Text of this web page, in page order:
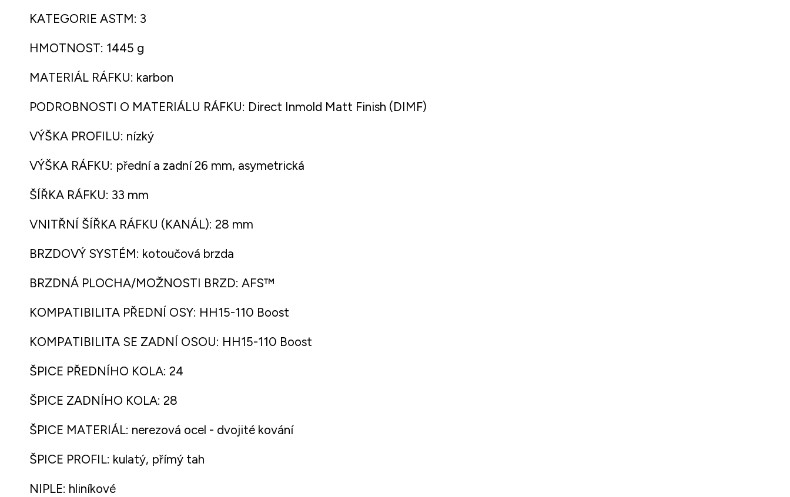
KATEGORIE ASTM: 3
HMOTNOST: 1445 g
MATERIÁL RÁFKU: karbon
PODROBNOSTI O MATERIÁLU RÁFKU: Direct Inmold Matt Finish (DIMF)
VÝŠKA PROFILU: nízký
VÝŠKA RÁFKU: přední a zadní 26 mm, asymetrická
ŠÍŘKA RÁFKU: 33 mm
VNITŘNÍ ŠÍŘKA RÁFKU (KANÁL): 28 mm
BRZDOVÝ SYSTÉM: kotoučová brzda
BRZDNÁ PLOCHA/MOŽNOSTI BRZD: AFS™
KOMPATIBILITA PŘEDNÍ OSY: HH15-110 Boost
KOMPATIBILITA SE ZADNÍ OSOU: HH15-110 Boost
ŠPICE PŘEDNÍHO KOLA: 24
ŠPICE ZADNÍHO KOLA: 28
ŠPICE MATERIÁL: nerezová ocel - dvojité kování
ŠPICE PROFIL: kulatý, přímý tah
NIPLE: hliníkové